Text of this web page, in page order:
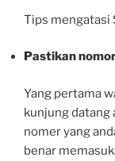
Tips mengatasi
Pastikan
Yang pertama
kunjung datang
nomer yang
benar